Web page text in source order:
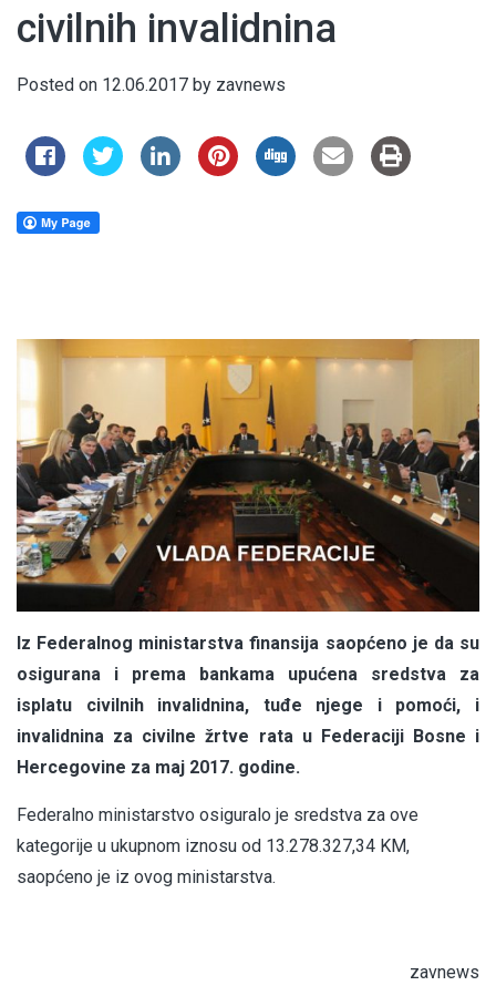
civilnih invalidnina
Posted on 12.06.2017 by zavnews
Iz Federalnog ministarstva finansija saopćeno je da su
osigurana i prema bankama upućena sredstva za
isplatu civilnih invalidnina, tuđe njege i pomoći, i
invalidnina za civilne žrtve rata u Federaciji Bosne i
Hercegovine za maj 2017. godine.
Federalno ministarstvo osiguralo je sredstva za ove
kategorije u ukupnom iznosu od 13.278.327,34 KM,
saopćeno je iz ovog ministarstva.
zavnews